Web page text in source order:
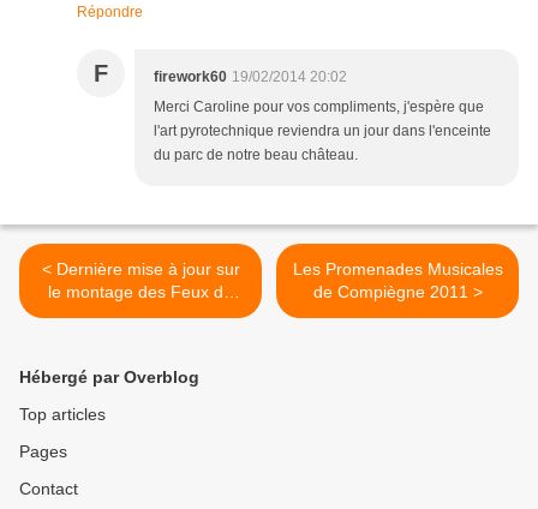
Répondre
F firework60 19/02/2014 20:02
Merci Caroline pour vos compliments, j'espère que
l'art pyrotechnique reviendra un jour dans l'enceinte
du parc de notre beau château.
< Dernière mise à jour sur
le montage des Feux de
Chantilly
Les Promenades Musicales
de Compiègne 2011 >
Hébergé par Overblog
Top articles
Pages
Contact